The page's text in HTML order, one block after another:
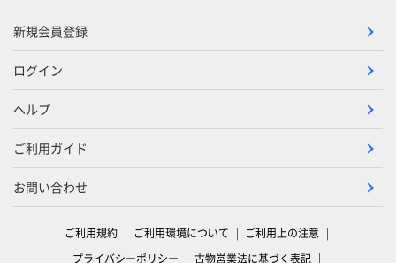
新規会員登録
ログイン
ヘルプ
ご利用ガイド
お問い合わせ
ご利用規約 ご利用環境について
ご利用上の注意
プライバシーポリシー
古物営業法に基づく表記